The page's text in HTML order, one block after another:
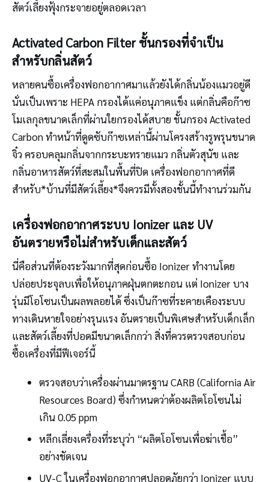
สัตว์เลี้ยงฟุ้งกระจายอยู่ตลอดเวลา
Activated Carbon Filter ชั้นกรองที่จำเป็น
สำหรับกลิ่นสัตว์
หลายคนซื้อเครื่องฟอกอากาศมาแล้วยังได้กลิ่นน้องแมวอยู่ดี
นั่นเป็นเพราะ HEPA กรองได้แค่อนุภาคแข็ง แต่กลิ่นคือก๊าซ
โมเลกุลขนาดเล็กที่ผ่านใยกรองได้สบาย ชั้นกรอง Activated
Carbon ทำหน้าที่ดูดซับก๊าซเหล่านี้ผ่านโครงสร้างรูพรุนขนาด
จิ๋ว ครอบคลุมกลิ่นจากกระบะทรายแมว กลิ่นตัวสุนัข และ
กลิ่นอาหารสัตว์ที่สะสมในพื้นที่ปิด เครื่องฟอกอากาศที่ดี
สำหรับ*บ้านที่มีสัตว์เลี้ยง*จึงควรมีทั้งสองชั้นนี้ทำงานร่วมกัน
เครื่องฟอกอากาศระบบ Ionizer และ UV
อันตรายหรือไม่สำหรับเด็กและสัตว์
นี่คือส่วนที่ต้องระวังมากที่สุดก่อนซื้อ Ionizer ทำงานโดย
ปล่อยประจุลบเพื่อให้อนุภาคฝุ่นตกตะกอน แต่ Ionizer บาง
รุ่นมีโอโซนเป็นผลพลอยได้ ซึ่งเป็นก๊าซที่ระคายเคืองระบบ
ทางเดินหายใจอย่างรุนแรง อันตรายเป็นพิเศษสำหรับเด็กเล็ก
และสัตว์เลี้ยงที่ปอดมีขนาดเล็กกว่า สิ่งที่ควรตรวจสอบก่อน
ซื้อเครื่องที่มีฟีเจอร์นี้
ตรวจสอบว่าเครื่องผ่านมาตรฐาน CARB (California Air
Resources Board) ซึ่งกำหนดว่าต้องผลิตโอโซนไม่
เกิน 0.05 ppm
หลีกเลี่ยงเครื่องที่ระบุว่า “ผลิตโอโซนเพื่อฆ่าเชื้อ”
อย่างชัดเจน
UV-C ในเครื่องฟอกอากาศปลอดภัยกว่า Ionizer แบบ